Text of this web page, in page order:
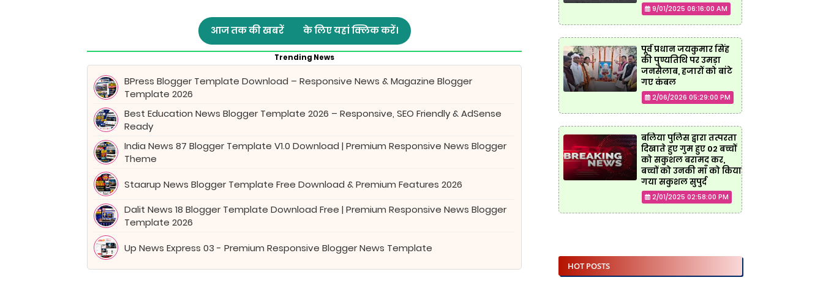
आज तक की खबरें के लिए यहां क्लिक करें।
Trending News
BPress Blogger Template Download – Responsive News & Magazine Blogger
Template 2026
Best Education News Blogger Template 2026 – Responsive, SEO Friendly & AdSense
Ready
India News 87 Blogger Template V1.0 Download | Premium Responsive News Blogger
Theme
Staarup News Blogger Template Free Download & Premium Features 2026
Dalit News 18 Blogger Template Download Free | Premium Responsive News Blogger
Template 2026
Up News Express 03 - Premium Responsive Blogger News Template
9/01/2025 06:16:00 AM
पूर्व प्रधान जयकुमार सिंह
की पुण्यतिथि पर उमड़ा
जनसैलाब, हजारों को बांटे
गए कंबल
2/06/2026 05:29:00 PM
बलिया पुलिस द्वारा तत्परता
दिखाते हुए गुम हुए 02 बच्चों
को सकुशल बरामद कर,
बच्चों को उनकी माँ को किया
गया सकुशल सुपुर्द
2/01/2025 02:58:00 PM
HOT POSTS